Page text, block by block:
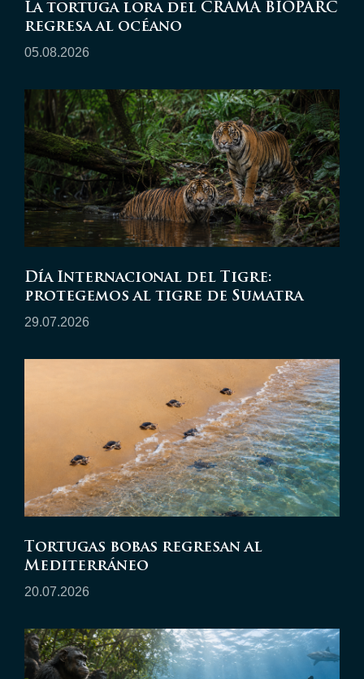
La tortuga lora del CRAMA BIOPARC
regresa al océano
05.08.2026
Día Internacional del Tigre:
protegemos al tigre de Sumatra
29.07.2026
Tortugas bobas regresan al
Mediterráneo
20.07.2026